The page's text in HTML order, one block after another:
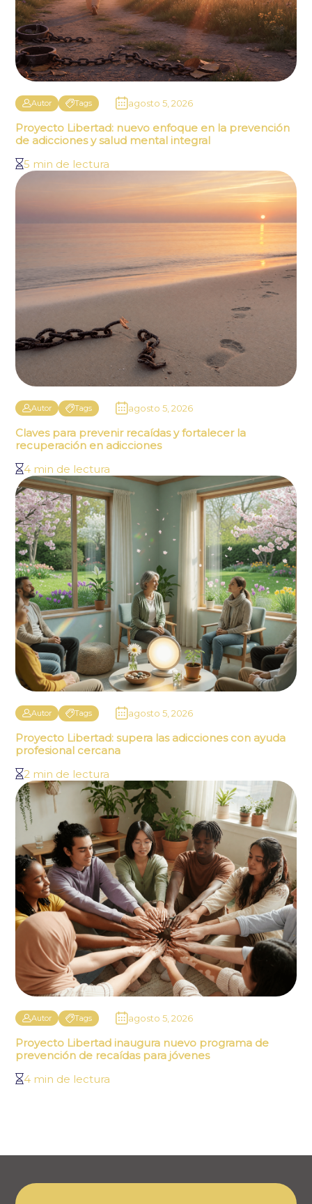
Autor Tags agosto 5, 2026
Proyecto Libertad: nuevo enfoque en la prevención
de adicciones y salud mental integral
5 min de lectura
Autor Tags agosto 5, 2026
Claves para prevenir recaídas y fortalecer la
recuperación en adicciones
4 min de lectura
Autor Tags agosto 5, 2026
Proyecto Libertad: supera las adicciones con ayuda
profesional cercana
2 min de lectura
Autor Tags agosto 5, 2026
Proyecto Libertad inaugura nuevo programa de
prevención de recaídas para jóvenes
4 min de lectura